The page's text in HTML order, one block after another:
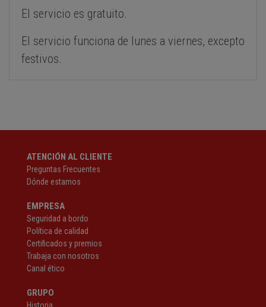
El servicio es gratuito.
El servicio funciona de lunes a viernes, excepto
festivos.
ATENCIÓN AL CLIENTE
Preguntas Frecuentes
Dónde estamos
EMPRESA
Seguridad a bordo
Política de calidad
Certificados y premios
Trabaja con nosotros
Canal ético
GRUPO
Historia